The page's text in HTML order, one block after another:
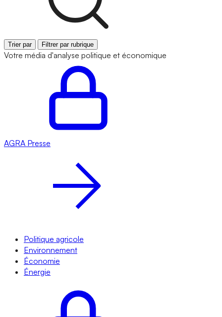
Trier par Filtrer par rubrique
Votre média d'analyse politique et économique
AGRA Presse
Politique agricole
Environnement
Économie
Énergie